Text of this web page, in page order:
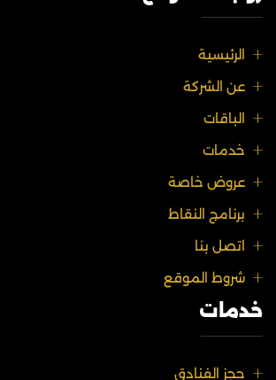
الرئيسية
عن الشركة
الباقات
خدمات
عروض خاصة
برنامج النقاط
اتصل بنا
شروط الموقع
خدمات
حجز الفنادق